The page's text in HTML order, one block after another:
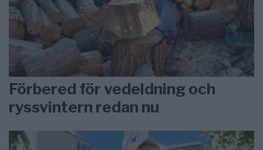
Förbered för vedeldning och
ryssvintern redan nu